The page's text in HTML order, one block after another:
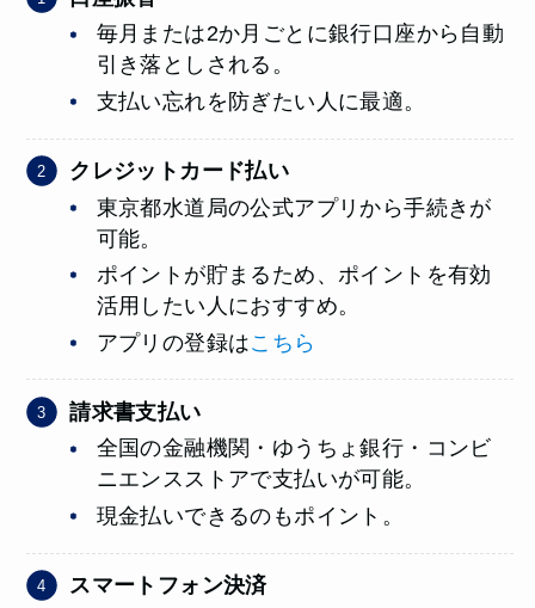
毎月または2か月ごとに銀行口座から自動
引き落としされる。
支払い忘れを防ぎたい人に最適。
クレジットカード払い
東京都水道局の公式アプリから手続きが
可能。
ポイントが貯まるため、ポイントを有効
活用したい人におすすめ。
アプリの登録はこちら
請求書支払い
全国の金融機関・ゆうちょ銀行・コンビ
ニエンスストアで支払いが可能。
現金払いできるのもポイント。
スマートフォン決済